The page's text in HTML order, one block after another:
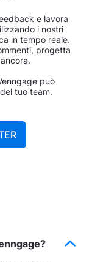
e lavora
i nostri
in tempo reale.
progetta
può
tuo team.